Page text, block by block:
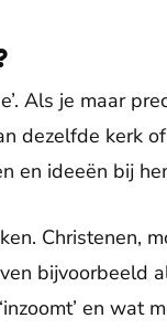
Als je maar
dezelfde kerk
en ideeën bij
Christenen,
bijvoorbeeld
en wat